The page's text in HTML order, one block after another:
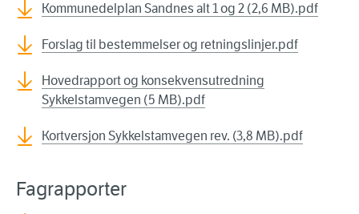
Kommunedelplan Sandnes alt 1 og 2 (2,6 MB).pdf
Forslag til bestemmelser og retningslinjer.pdf
Hovedrapport og konsekvensutredning
Sykkelstamvegen (5 MB).pdf
Kortversjon Sykkelstamvegen rev. (3,8 MB).pdf
Fagrapporter